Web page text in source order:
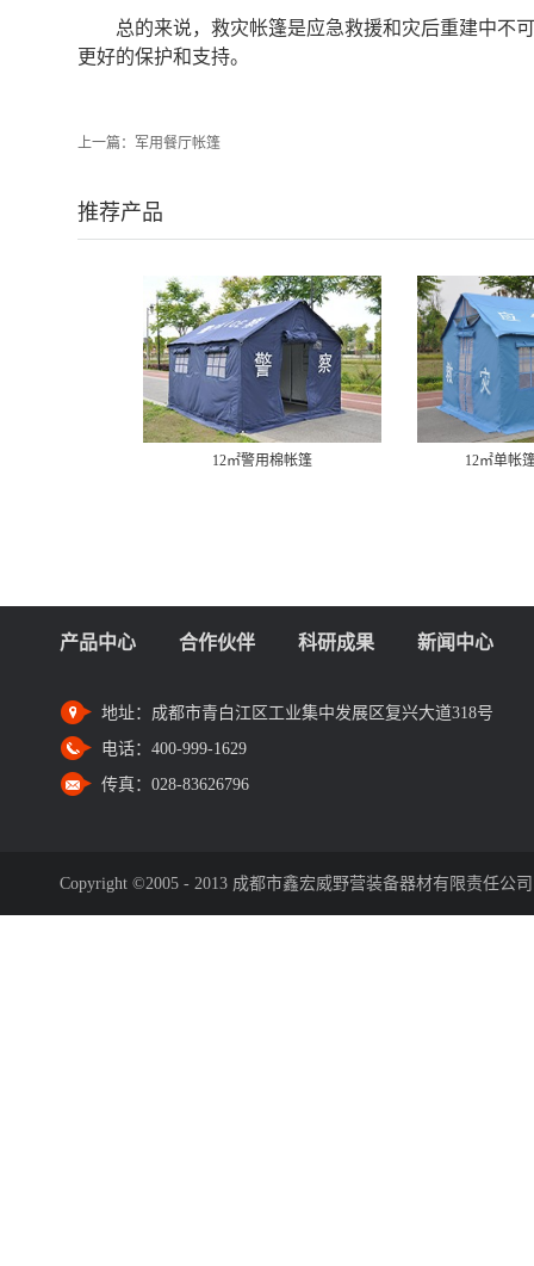
总的来说，救灾帐篷是应急救援和灾后重建中不
更好的保护和支持。
上一篇： 军用餐厅帐篷
推荐产品
12㎡警用棉帐篷 12㎡单帐
产品中心 合作伙伴 科研成果 新闻中心
地址： 成都市青白江区工业集中发展区复兴大道318号
电话： 400-999-1629
传真： 028-83626796
Copyright ©2005 - 2013 成都市鑫宏威野营装备器材有限责任公司